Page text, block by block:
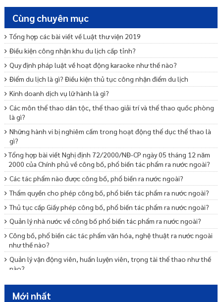
Cùng chuyên mục
Tổng hợp các bài viết về Luật thư viện 2019
Điều kiện công nhận khu du lịch cấp tỉnh?
Quy định pháp luật về hoạt động karaoke như thế nào?
Điểm du lịch là gì? Điều kiện thủ tục công nhận điểm du lịch
Kinh doanh dịch vụ lữ hành là gì?
Các môn thể thao dân tộc, thể thao giải trí và thể thao quốc phòng
là gì?
Những hành vi bị nghiêm cấm trong hoạt động thể dục thể thao là
gì?
Tổng hợp bài viết Nghị định 72/2000/NĐ-CP ngày 05 tháng 12 năm
2000 của Chính phủ về công bố, phổ biến tác phẩm ra nước ngoài?
Các tác phẩm nào được công bố, phổ biến ra nước ngoài?
Thẩm quyền cho phép công bố, phổ biến tác phẩm ra nước ngoài?
Thủ tục cấp Giấy phép công bố, phổ biến tác phẩm ra nước ngoài?
Quản lý nhà nước về công bố phổ biến tác phẩm ra nước ngoài?
Công bố, phổ biến các tác phẩm văn hóa, nghệ thuật ra nước ngoài
như thế nào?
Quản lý vận động viên, huấn luyện viên, trọng tài thể thao như thế
nào?
Quản lý tổ chức giải thể thao như thế nào?
Mới nhất